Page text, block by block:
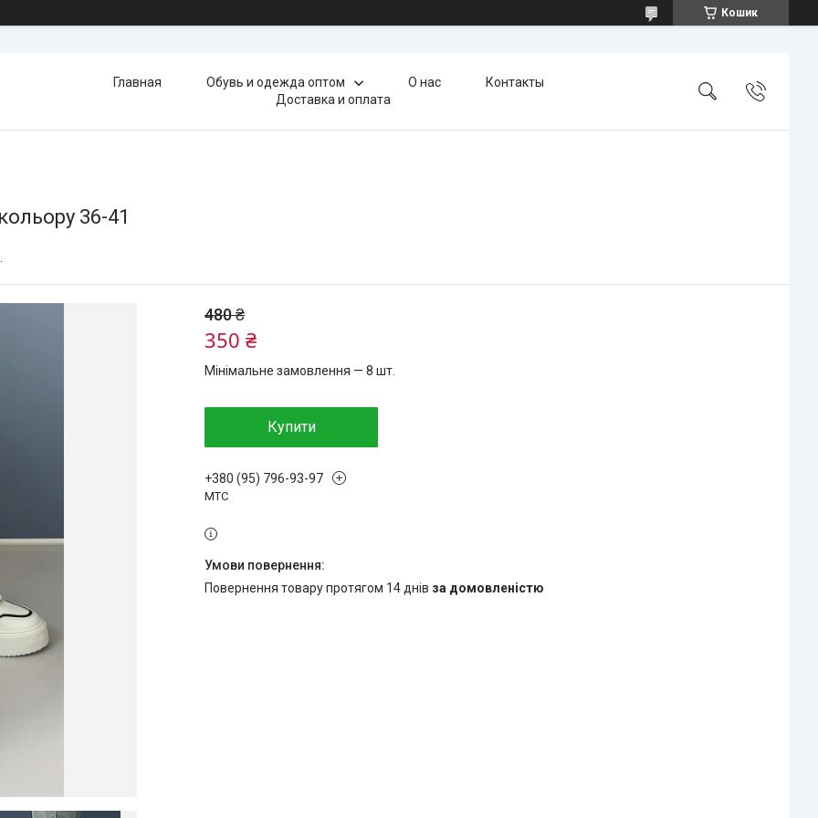
Кошик
Главная Обувь и одежда оптом О нас
Контакты
Доставка и оплата
36-41
480 ₴
350 ₴
Мінімальне замовлення — 8 шт.
Купити
+380 (95) 796-93-97
МТС
повернення товару протягом 14 днів за домовленістю